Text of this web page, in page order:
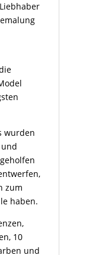
wurden
zum
haben.
10
und